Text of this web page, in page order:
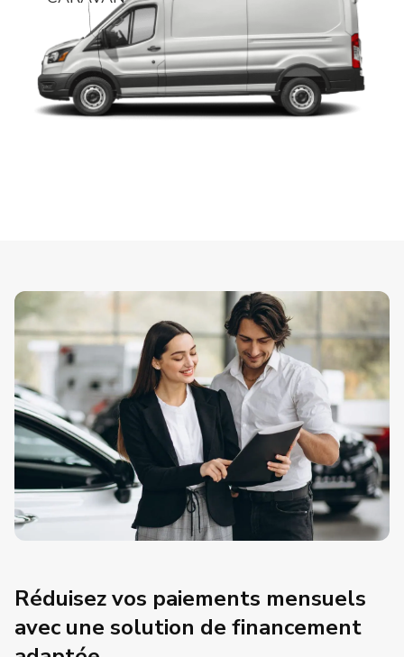
Réduisez vos paiements mensuels
avec une solution de financement